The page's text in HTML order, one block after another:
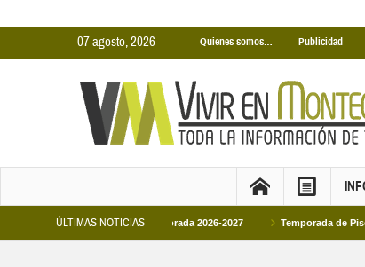
07 agosto, 2026 Quienes somos… Publicidad
ÚLTIMAS NOTICIAS
Municipales temporada 2026-2027 Temporada de Piscinas